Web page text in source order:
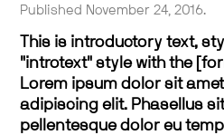
Published November 24, 2016.
This is introductory text,
"introtext" style with the
Lorem ipsum dolor sit
adipiscing elit. Phasellus
pellentesque dolor eu